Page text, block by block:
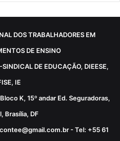
DOS TRABALHADORES EM
DE ENSINO
DE EDUCAÇÃO, DIEESE,
IE
K, 15º andar Ed. Seguradoras,
Brasília, DF
- Tel: +55 61